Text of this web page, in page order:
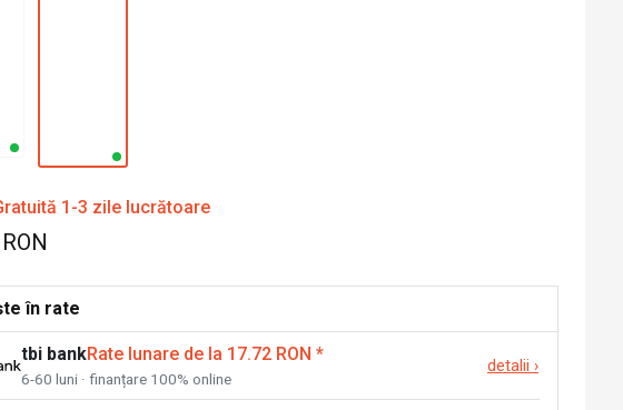
1-3 zile lucrătoare
în rate
tbi bankRate lunare de la 17.72 RON *
6-60 luni · finanțare 100% online
detalii ›